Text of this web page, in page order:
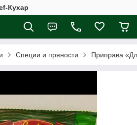
Кухар
Специи и пряности Приправа